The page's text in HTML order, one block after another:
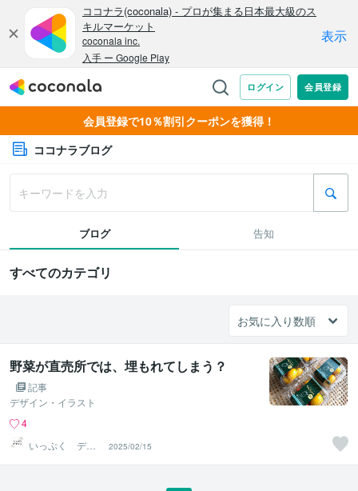
会員登録で10％割引クーポンを獲得！
ココナラブログ
ブログ 告知
すべてのカテゴリ
野菜が直売所では、埋もれてしまう？
記事
デザイン・イラスト
4
いっぷく デザ
イン
2025/02/15